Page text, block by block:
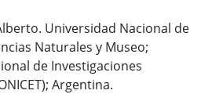
Universidad Nacional de
Naturales y Museo;
de Investigaciones
Argentina.